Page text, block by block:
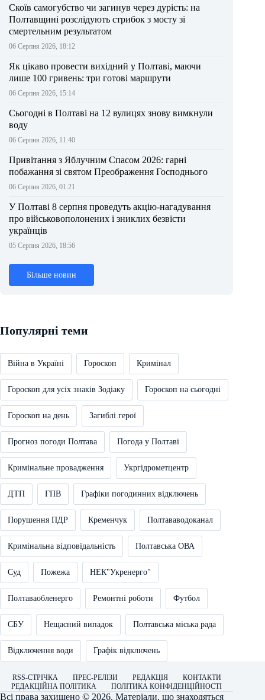
Скоїв самогубство чи загинув через дурість: на
Полтавщині розслідують стрибок з мосту зі
смертельним результатом
06 Серпня 2026, 18:12
Як цікаво провести вихідний у Полтаві, маючи
лише 100 гривень: три готові маршрути
06 Серпня 2026, 15:14
Сьогодні в Полтаві на 12 вулицях знову вимкнули
воду
06 Серпня 2026, 11:40
Привітання з Яблучним Спасом 2026: гарні
побажання зі святом Преображення Господнього
06 Серпня 2026, 01:21
У Полтаві 8 серпня проведуть акцію-нагадування
про військовополонених і зниклих безвісти
українців
05 Серпня 2026, 18:56
Більше новин
Популярні теми
Війна в Україні Гороскоп Кримінал
Гороскоп для усіх знаків Зодіаку Гороскоп на сьогодні
Гороскоп на день Загиблі герої
Прогноз погоди Полтава Погода у Полтаві
Кримінальне провадження Укргідрометцентр
ДТП ГПВ Графіки погодинних відключень
Порушення ПДР Кременчук Полтававодоканал
Кримінальна відповідальність Полтавська ОВА
Суд Пожежа НЕК"Укренерго"
Полтаваобленерго Ремонтні роботи Футбол
СБУ Нещасний випадок Полтавська міська рада
Відключення води Графік відключень
RSS-СТРІЧКА ПРЕС-РЕЛІЗИ РЕДАКЦІЯ
КОНТАКТИ
РЕДАКЦІЙНА ПОЛІТИКА
ПОЛІТИКА КОНФІДЕНЦІЙНОСТІ
Всі права захищено © 2026. Матеріали, що знаходяться